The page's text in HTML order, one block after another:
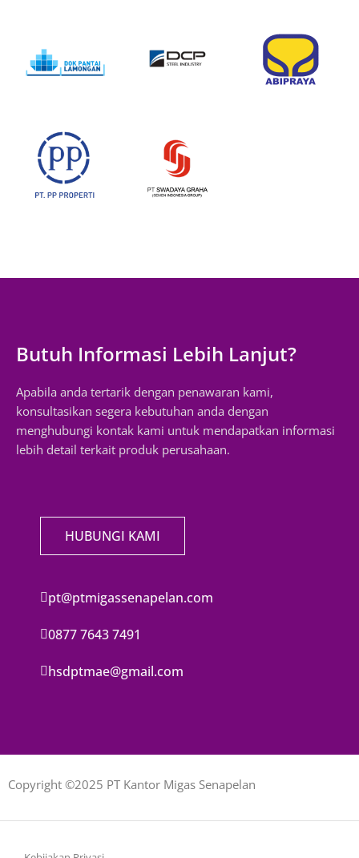
Butuh Informasi Lebih Lanjut?
Apabila anda tertarik dengan penawaran kami,
konsultasikan segera kebutuhan anda dengan
menghubungi kontak kami untuk mendapatkan informasi
lebih detail terkait produk perusahaan.
HUBUNGI KAMI
pt@ptmigassenapelan.com
0877 7643 7491
hsdptmae@gmail.com
Copyright ©2025 PT Kantor Migas Senapelan